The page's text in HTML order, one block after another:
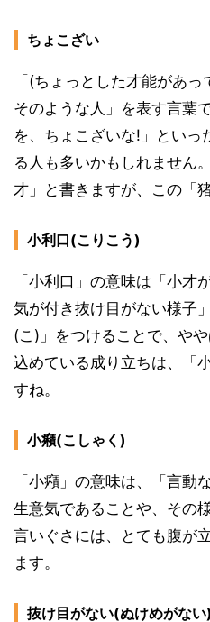
ちょこざい
「(ちょっとした才能があ
そのような人」を表す言葉
を、ちょこざいな!」といっ
る人も多いかもしれません
才」と書きますが、この「
小利口(こりこう)
「小利口」の意味は「小才
気が付き抜け目がない様子
(こ)」をつけることで、や
込めている成り立ちは、「
すね。
小癪(こしゃく)
「小癪」の意味は、「言動
生意気であることや、その
言いぐさには、とても腹が
ます。
抜け目がない(ぬけめがない)